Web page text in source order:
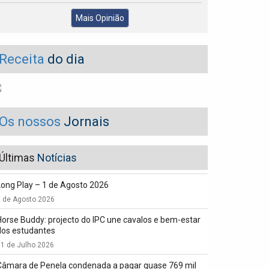
Mais Opinião
do dia
nossos Jornais
Notícias
Play – 1 de Agosto 2026
de Agosto 2026
Buddy: projecto do IPC une cavalos e bem-estar
estudantes
de Julho 2026
de Penela condenada a pagar quase 769 mil